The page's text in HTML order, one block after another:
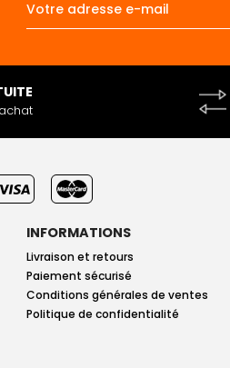
INFORMATIONS
Livraison et retours
Paiement sécurisé
Conditions générales de ventes
Politique de confidentialité